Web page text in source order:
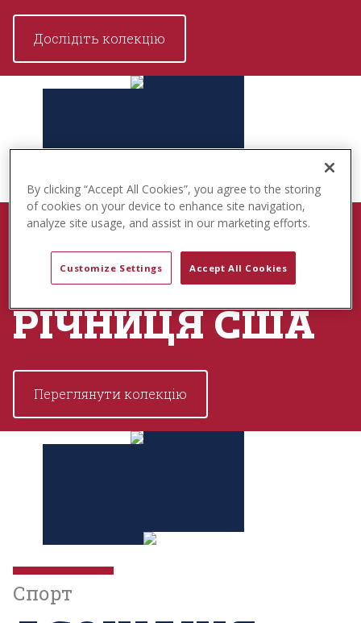
Дослідіть колекцію
НАРОДЖЕНІ ДЛЯ ГРИ
250-ТА
РІЧНИЦЯ США
Переглянути колекцію
Спорт
By clicking “Accept All Cookies”, you agree to the storing
of cookies on your device to enhance site navigation,
analyze site usage, and assist in our marketing efforts.
Customize Settings Accept All Cookies